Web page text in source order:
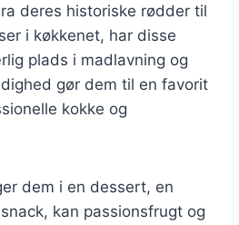
deres historiske rødder til
i køkkenet, har disse
plads i madlavning og
gør dem til en favorit
kokke og
dem i en dessert, en
kan passionsfrugt og